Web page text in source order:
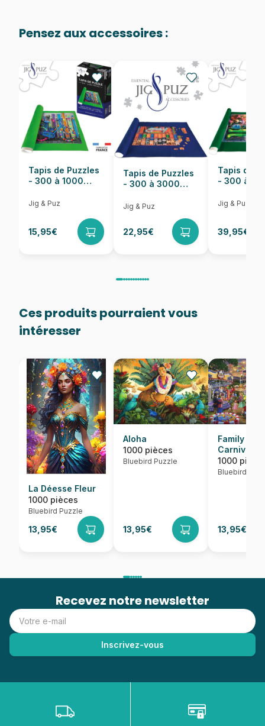
Provenance Fabriqué en France
EAN 3663384911569
Nombre de pièces 1000 pièces
Dimensions 69 x 48 cm
Pensez aux accessoires :
Tapis de Puzzles
- 300 à 1000
Jig & Puz
15,95€
Tapis de Puzzles
- 300 à 3000
Jig & Puz
22,95€
Tapis de
- 300 à
Jig & Puz
39,95€
Ces produits pourraient vous
intéresser
La Déesse Fleur
1000 pièces
Bluebird Puzzle
13,95€
Aloha
1000 pièces
Bluebird Puzzle
13,95€
Family Fun
Carnival
1000
Bluebird
13,95€
Recevez notre newsletter